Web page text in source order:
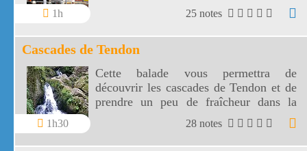
1h 25 notes
Cascades de Tendon
1h30
Cette balade vous permettra de
découvrir les cascades de Tendon et de
prendre un peu de fraîcheur dans la
forêt vosgienne entre la petite et la
grande cascade de Tendon.
28 notes